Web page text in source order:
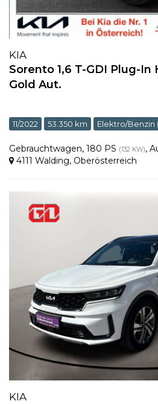
KIA
Sorento 1,6 T-GDI Plug-In
Gold Aut.
11/2022 53.350 km Elektro/Benzin
Gebrauchtwagen, 180 PS (132 KW),
4111 Walding, Oberösterreich
KIA